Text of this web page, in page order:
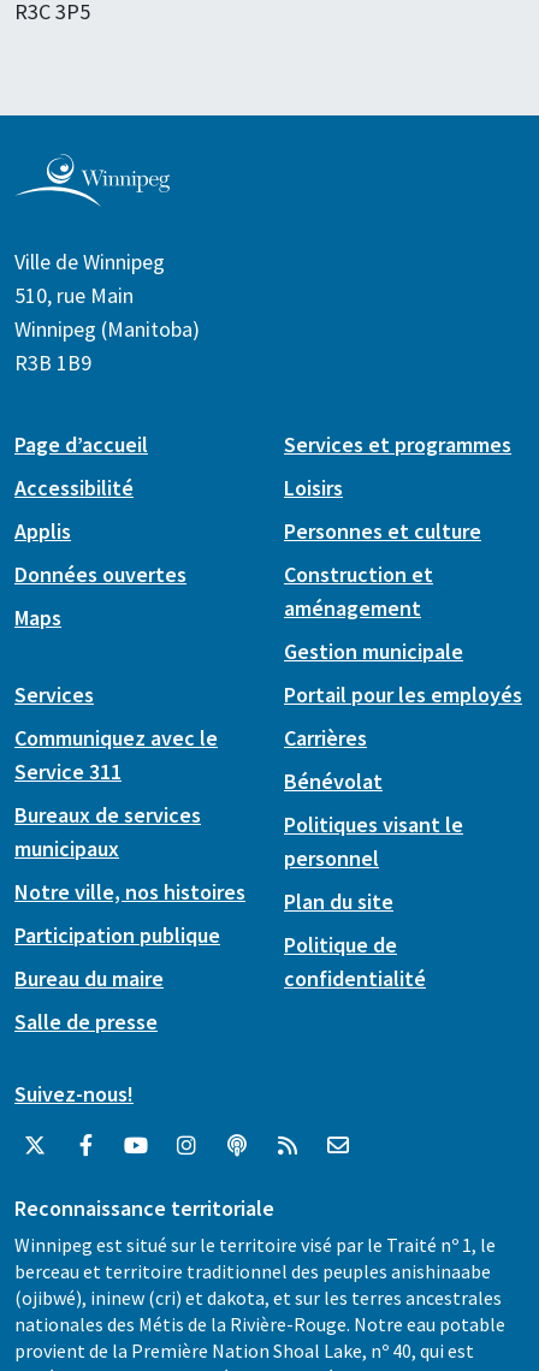
R3C 3P5
Ville de Winnipeg
510, rue Main
Winnipeg (Manitoba)
R3B 1B9
Page d’accueil
Accessibilité
Applis
Données ouvertes
Maps
Services et programmes
Loisirs
Personnes et culture
Construction et
aménagement
Gestion municipale
Services
Communiquez avec le
Service 311
Bureaux de services
municipaux
Notre ville, nos histoires
Participation publique
Bureau du maire
Salle de presse
Portail pour les employés
Carrières
Bénévolat
Politiques visant le
personnel
Plan du site
Politique de
confidentialité
Suivez-nous!
Reconnaissance territoriale
Winnipeg est situé sur le territoire visé par le Traité nº 1, le
berceau et territoire traditionnel des peuples anishinaabe
(ojibwé), ininew (cri) et dakota, et sur les terres ancestrales
nationales des Métis de la Rivière-Rouge. Notre eau potable
provient de la Première Nation Shoal Lake, nº 40, qui est